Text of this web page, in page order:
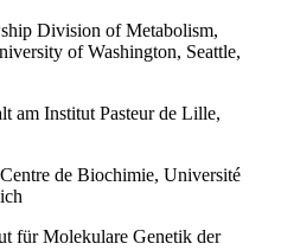
Division of Metabolism,
of Washington, Seattle,
am Institut Pasteur de Lille,
de Biochimie, Université
für Molekulare Genetik der